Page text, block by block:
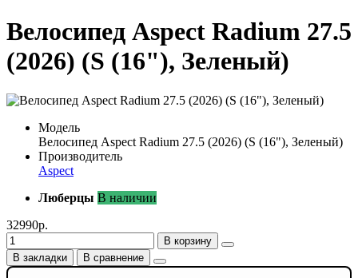
Велосипед Aspect Radium 27.5
(2026) (S (16"), Зеленый)
Модель
Велосипед Aspect Radium 27.5 (2026) (S (16"), Зеленый)
Производитель
Aspect
Люберцы В наличии
32990р.
В корзину
В закладки
В сравнение